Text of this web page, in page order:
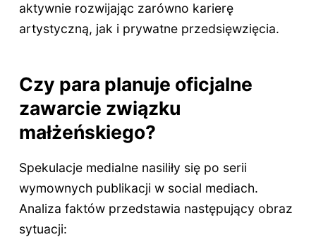
aktywnie rozwijając zarówno karierę
artystyczną, jak i prywatne przedsięwzięcia.
Czy para planuje oficjalne
zawarcie związku
małżeńskiego?
Spekulacje medialne nasiliły się po serii
wymownych publikacji w social mediach.
Analiza faktów przedstawia następujący obraz
sytuacji: